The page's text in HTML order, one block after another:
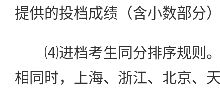
提供的投档成绩（含小数部分
⑷进档考生同分排序规则。
相同时，上海、浙江、北京、